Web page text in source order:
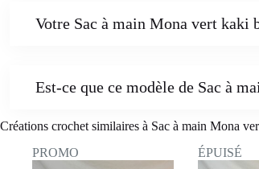
Votre Sac à main Mona vert kaki
Est-ce que ce modèle de Sac à
Créations crochet similaires à Sac à main Mona
PROMO
ÉPUISÉ